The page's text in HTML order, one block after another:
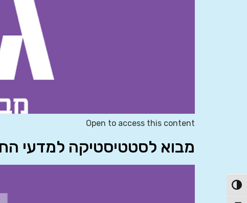
הפעל/כבה ניגודיות גבוהה
Open to access this content
מבוא לסטטיסטיקה למדעי החברה